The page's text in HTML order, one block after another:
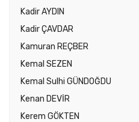
Kadir AYDIN
Kadir ÇAVDAR
Kamuran REÇBER
Kemal SEZEN
Kemal Sulhi GÜNDOĞDU
Kenan DEVİR
Kerem GÖKTEN